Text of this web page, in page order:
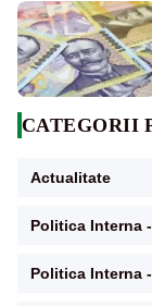
CATEGORII
Actualitate
Politica Interna
Politica Interna